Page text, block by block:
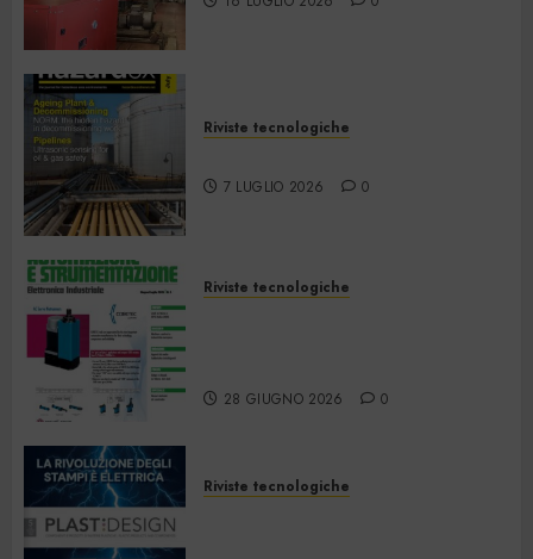
Riviste tecnologiche
7 LUGLIO 2026 0
Riviste tecnologiche
28 GIUGNO 2026 0
Riviste tecnologiche